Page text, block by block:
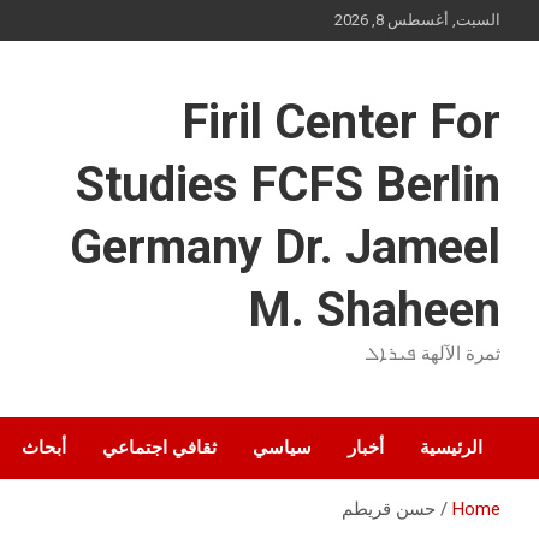
to
السبت, أغسطس 8, 2026
Firil Center For
Studies FCFS Berlin
Germany Dr. Jameel
M. Shaheen
ثمرة الآلهة ܦܝܪܐܠ
الرئيسية أخبار سياسي ثقافي اجتماعي أبحاث
Home حسن قريطم